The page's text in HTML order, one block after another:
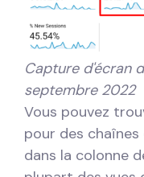
Capture d'écran
septembre 2022
Vous pouvez
pour des
dans la colonne